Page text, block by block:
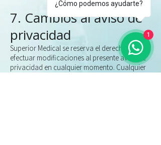
7. Cambios al aviso de
privacidad
Superior Medical se reserva el derecho de
efectuar modificaciones al presente aviso de
privacidad en cualquier momento. Cualquier
¿Cómo podemos ayudarte?
1